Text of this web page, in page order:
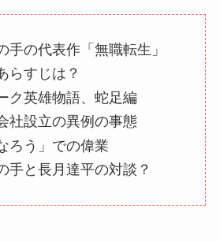
手の代表作「無職転生」
らすじは？
ク英雄物語、蛇足編
社設立の異例の事態
ろう」での偉業
手と長月達平の対談？